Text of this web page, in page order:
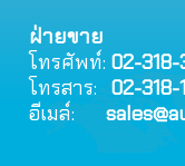
ฝ่ายขาย
โทรศัพท์: 02-
โทรสาร: 02-318-
อีเมล์: